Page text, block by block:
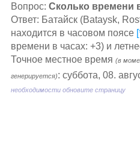
Вопрос: Сколько времени
Ответ: Батайск (Bataysk,
находится в часовом поясе
времени в часах: +3) и
Точное местное время (в
генерируется): суббота, 08.
необходимости обновите страницу